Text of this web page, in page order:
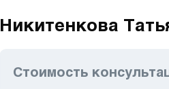
Никитенкова
Стоимость